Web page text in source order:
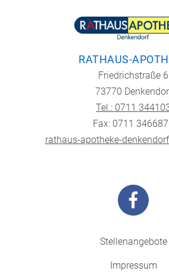
RATHAUS-
Friedrichstraße 6
73770
Tel.: 0711
Fax: 0711
rathaus-apotheke-
Stellenangebote
Impressum